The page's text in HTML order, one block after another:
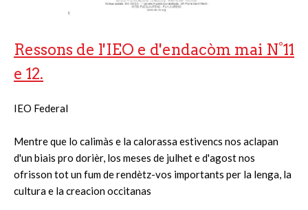
Ressons de l'IEO e d'endacòm mai N°11
e 12.
IEO Federal
Mentre que lo calimàs e la calorassa estivencs nos aclapan
d'un biais pro dorièr, los meses de julhet e d'agost nos
ofrisson tot un fum de rendètz-vos importants per la lenga, la
cultura e la creacion occitanas